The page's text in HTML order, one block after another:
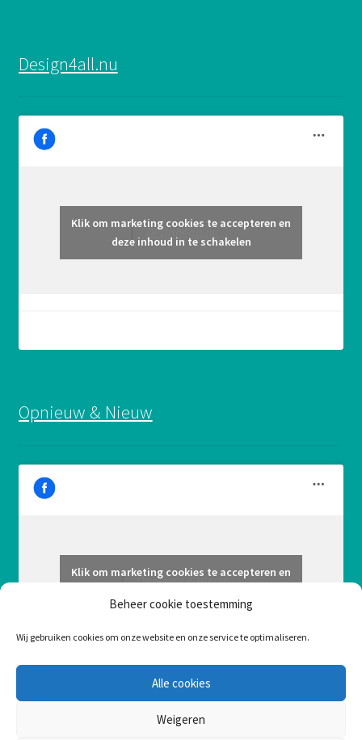
Beheer cookie toestemming
Wij gebruiken cookies om onze website en onze service te optimaliseren.
Alle cookies
Weigeren
Design4all.nu
Design4all.nu
Klik om marketing cookies te accepteren en
deze inhoud in te schakelen
Opnieuw & Nieuw
Opnieuw & Nieuw
Klik om marketing cookies te accepteren en